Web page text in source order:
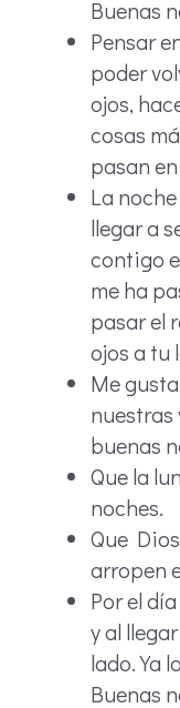
Buenas
Pensar
poder
ojos,
cosas
pasan
La
llegar a
contigo
me ha
pasar el
ojos a tu
Me
nuestras
buenas
Que la
noches.
Que
arropen
Por el
y al
lado. Ya
Buenas